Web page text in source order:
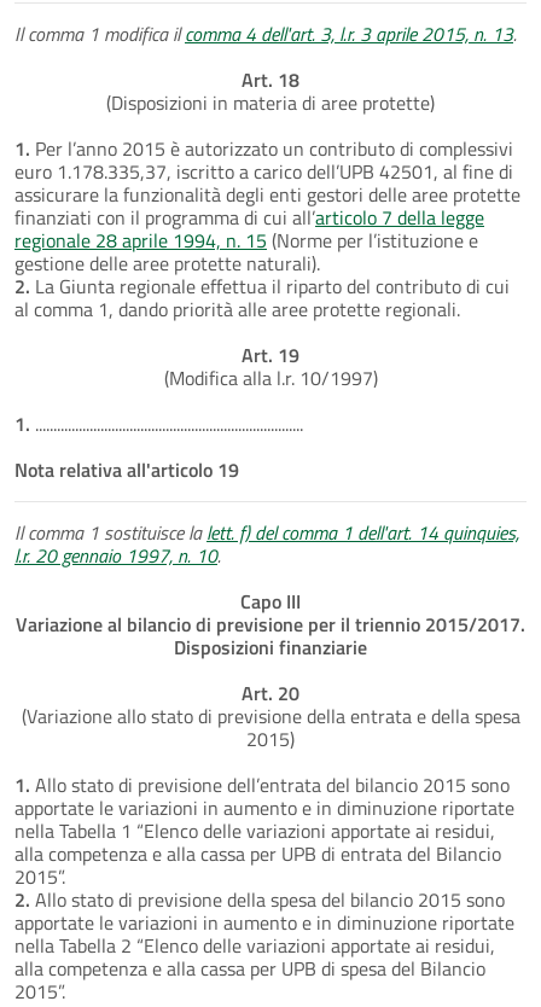
Il comma 1 modifica ilcomma 4 dell'art. 3, l.r. 3 aprile 2015, n. 13.
Art. 18
(Disposizioni in materia di aree protette)
1. Per l’anno 2015 è autorizzato un contributo di complessivi
euro 1.178.335,37, iscritto a carico dell’UPB 42501, al fine di
assicurare la funzionalità degli enti gestori delle aree protette
finanziati con il programma di cui all’articolo 7 della legge
regionale 28 aprile 1994, n. 15 (Norme per l’istituzione e
gestione delle aree protette naturali).
2. La Giunta regionale effettua il riparto del contributo di cui
al comma 1, dando priorità alle aree protette regionali.
Art. 19
(Modifica alla l.r. 10/1997)
1. ..........................................................................
Nota relativa all'articolo 19
Il comma 1 sostituisce lalett. f) del comma 1 dell'art. 14 quinquies,
l.r. 20 gennaio 1997, n. 10.
Capo III
Variazione al bilancio di previsione per il triennio 2015/2017.
Disposizioni finanziarie
Art. 20
(Variazione allo stato di previsione della entrata e della spesa
2015)
1. Allo stato di previsione dell’entrata del bilancio 2015 sono
apportate le variazioni in aumento e in diminuzione riportate
nella Tabella 1 “Elenco delle variazioni apportate ai residui,
alla competenza e alla cassa per UPB di entrata del Bilancio
2015”.
2. Allo stato di previsione della spesa del bilancio 2015 sono
apportate le variazioni in aumento e in diminuzione riportate
nella Tabella 2 “Elenco delle variazioni apportate ai residui,
alla competenza e alla cassa per UPB di spesa del Bilancio
2015”.